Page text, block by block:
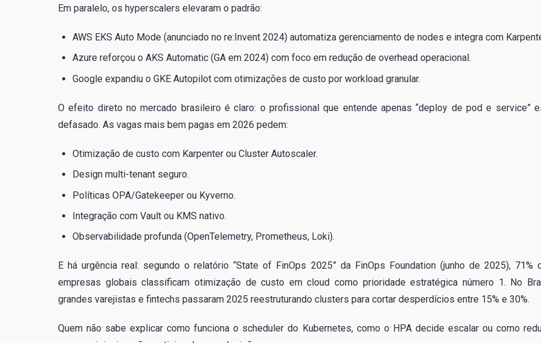
Em paralelo, os hyperscalers elevaram o padrão:
AWS EKS Auto Mode (anunciado no re:Invent 2024) automatiza gerenciamento de nodes e integra com
Azure reforçou o AKS Automatic (GA em 2024) com foco em redução de overhead operacional.
Google expandiu o GKE Autopilot com otimizações de custo por workload granular.
O efeito direto no mercado brasileiro é claro: o profissional que entende apenas “deploy de pod e service”
defasado. As vagas mais bem pagas em 2026 pedem:
Otimização de custo com Karpenter ou Cluster Autoscaler.
Design multi-tenant seguro.
Políticas OPA/Gatekeeper ou Kyverno.
Integração com Vault ou KMS nativo.
Observabilidade profunda (OpenTelemetry, Prometheus, Loki).
E há urgência real: segundo o relatório “State of FinOps 2025” da FinOps Foundation (junho de 2025), 71%
empresas globais classificam otimização de custo em cloud como prioridade estratégica número 1. No
grandes varejistas e fintechs passaram 2025 reestruturando clusters para cortar desperdícios entre 15% e 30%.
Quem não sabe explicar como funciona o scheduler do Kubernetes, como o HPA decide escalar ou como